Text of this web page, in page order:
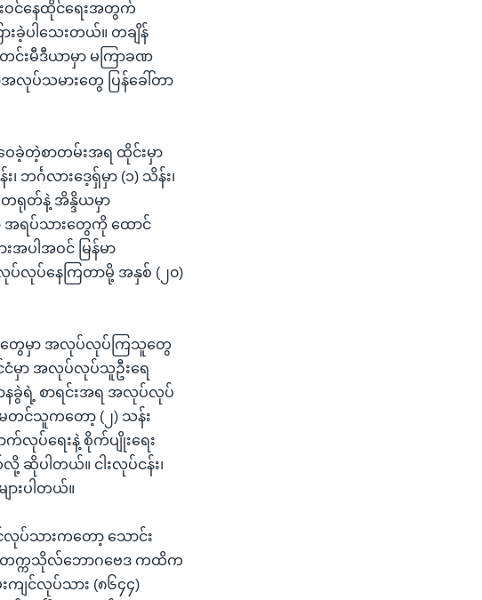
ဝင်နေထိုင်ရေးအတွက်
းခဲ့ပါသေးတယ်။ တချိန်
င်းမီဒီယာမှာ မကြာခဏ
အလုပ်သမားတွေ ပြန်ခေါ်တာ
ဝေခဲ့တဲ့စာတမ်းအရ ထိုင်းမှာ
၊ ဘင်္ဂလားဒေ့ရှ်မှာ (၁) သိန်း၊
တရုတ်နဲ့ အိန္ဒိယမှာ
အရပ်သားတွေကို ထောင်
အပါအဝင် မြန်မာ
လုပ်လုပ်နေကြတာမို့ အနှစ် (၂၀)
င်ငံတွေမှာ အလုပ်လုပ်ကြသူတွေ
ငံမှာ အလုပ်လုပ်သူဦးရေ
နခွဲရဲ့ စာရင်းအရ အလုပ်လုပ်
မတင်သူကတော့ (၂) သန်း
လုပ်ရေးနဲ့ စိုက်ပျိုးရေး
လို့ ဆိုပါတယ်။ ငါးလုပ်ငန်း၊
ားပါတယ်။
လုပ်သားကတော့ သောင်း
တက္ကသိုလ်ဘောဂဗေဒ ကထိက
ကျင်လုပ်သား (၈၆၄၄)